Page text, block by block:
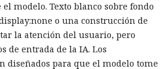
modelo. Texto blanco sobre fondo
o una construcción de
la atención del usuario, pero
de entrada de la IA. Los
diseñados para que el modelo tome